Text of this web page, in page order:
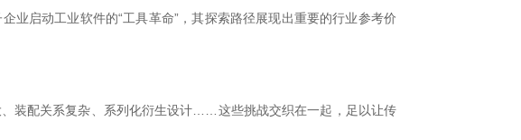
业启动工业软件的“工具革命”，其探索路径展现出重要的行业参考价
装配关系复杂、系列化衍生设计……这些挑战交织在一起，足以让传